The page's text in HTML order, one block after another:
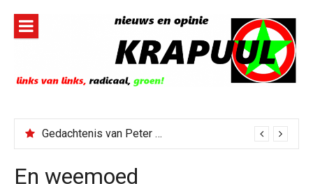
inhoud
Gedachtenis van Peter Faber
Todd Blanche benoemd tot Attorney General
En weemoed